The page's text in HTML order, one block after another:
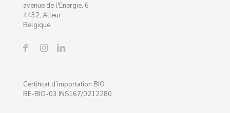
avenue de l'Energie, 6
4432, Alleur
Belgique
Certificat d’importation BIO
BE-BIO-03 INS167/0212280